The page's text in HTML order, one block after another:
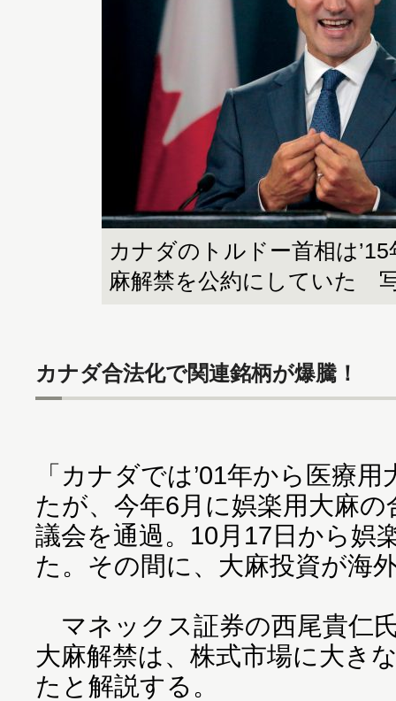
カナダのトルドー首相は
麻解禁を公約にしていた
カナダ合法化で関連銘柄が爆騰！
「カナダでは’01年から医療
たが、今年6月に娯楽用大麻
議会を通過。10月17日から娯
た。その間に、大麻投資が海
マネックス証券の西尾貴仁
大麻解禁は、株式市場に大き
たと解説する。